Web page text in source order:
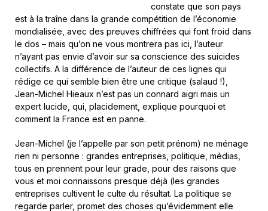
constate que son pays
est à la traîne dans la grande compétition de l’économie
mondialisée, avec des preuves chiffrées qui font froid dans
le dos – mais qu’on ne vous montrera pas ici, l’auteur
n’ayant pas envie d’avoir sur sa conscience des suicides
collectifs. A la différence de l’auteur de ces lignes qui
rédige ce qui semble bien être une critique (salaud !),
Jean-Michel Hieaux n’est pas un connard aigri mais un
expert lucide, qui, placidement, explique pourquoi et
comment la France est en panne.
Jean-Michel (je l’appelle par son petit prénom) ne ménage
rien ni personne : grandes entreprises, politique, médias,
tous en prennent pour leur grade, pour des raisons que
vous et moi connaissons presque déjà (les grandes
entreprises cultivent le culte du résultat. La politique se
regarde parler, promet des choses qu’évidemment elle